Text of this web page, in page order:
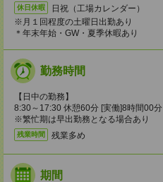
休日休暇
日祝（工場カレンダー）
※月１回程度の土曜日出勤あり
＊年末年始・GW・夏季休暇あり
勤務時間
【日中の勤務】
8:30～17:30 休憩60分 [実働]8時間00分
※繁忙期は早出勤務となる場合あり
残業時間 残業多め
期間